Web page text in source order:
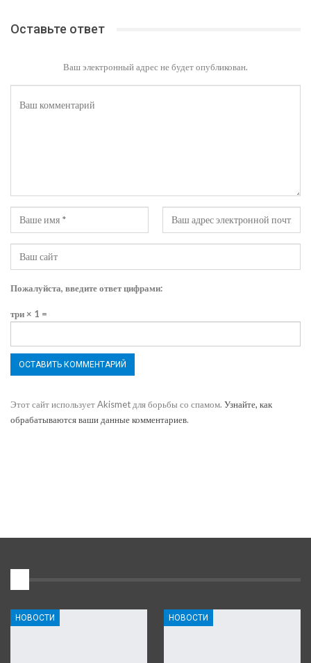
Оставьте ответ
Ваш электронный адрес не будет опубликован.
Пожалуйста, введите ответ цифрами:
три × 1 =
Этот сайт использует Akismet для борьбы со спамом. Узнайте, как
обрабатываются ваши данные комментариев.
НОВОСТИ НОВОСТИ